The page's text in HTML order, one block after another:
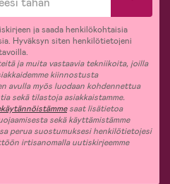
ja saada henkilökohtaisia
Hyväksyn siten henkilötietojeni
ja muita vastaavia tekniikoita, joilla
kiinnostusta
avulla myös luodaan kohdennettua
sekä tilastoja asiakkaistamme.
saat lisätietoa
sekä käyttämistämme
perua suostumuksesi henkilötietojesi
irtisanomalla uutiskirjeemme